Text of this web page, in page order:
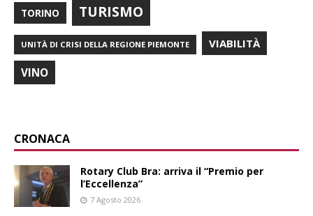
TORINO TURISMO
UNITÀ DI CRISI DELLA REGIONE PIEMONTE VIABILITÀ
VINO
CRONACA
Rotary Club Bra: arriva il “Premio per
l’Eccellenza”
7 Agosto 2026